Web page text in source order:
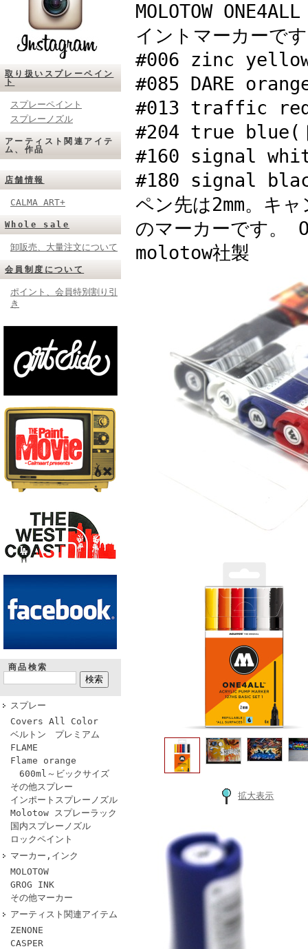
取り扱いスプレーペイン
ト
スプレーペイント
スプレーノズル
アーティスト関連アイテ
ム、作品
店舗情報
CALMA ART+
Whole sale
卸販売、大量注文について
会員制度について
ポイント、会員特別割り引
き
商品検索
スプレー
Covers All Color
ベルトン プレミアム
FLAME
Flame orange
600ml～ビックサイズ
その他スプレー
インポートスプレーノズル
Molotow スプレーラック
国内スプレーノズル
ロックペイント
マーカー,インク
MOLOTOW
GROG INK
その他マーカー
アーティスト関連アイテム
ZENONE
CASPER
MOLOTOW
イントマーカーで
#006 zinc yellow
#085 DARE
#013 traffic red(
#204 true blue(
#160 signal white
#180 signal black
ペン先は2mm。キ
のマーカーです。
molotow社製
拡大表示